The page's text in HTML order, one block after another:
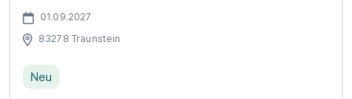
01.09.2027
83278 Traunstein
Neu